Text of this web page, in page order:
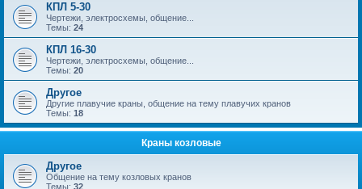
КПЛ 5-30
Чертежи, электросхемы, общение...
Темы: 24
КПЛ 16-30
Чертежи, электросхемы, общение...
Темы: 20
Другое
Другие плавучие краны, общение на тему плавучих кранов
Темы: 18
Краны козловые
Другое
Общение на тему козловых кранов
Темы: 32